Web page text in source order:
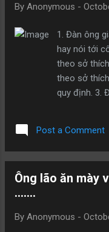
By Anonymous -
1. Đàn ông
hay nói tới
theo sở
theo sở
quy định. 3.
giàu mang
mang gì hết.
giàu tặng
cấp dưới. 8.
Post a Comment
Ông lão ăn mày
.......
By Anonymous -